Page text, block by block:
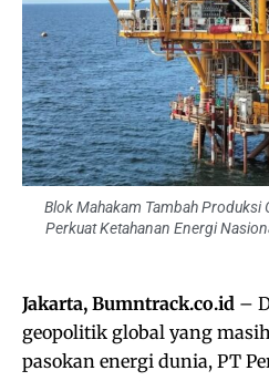
Blok Mahakam Tambah Produksi
Perkuat Ketahanan Energi
Jakarta, Bumntrack.co.id –
geopolitik global yang
pasokan energi dunia, PT